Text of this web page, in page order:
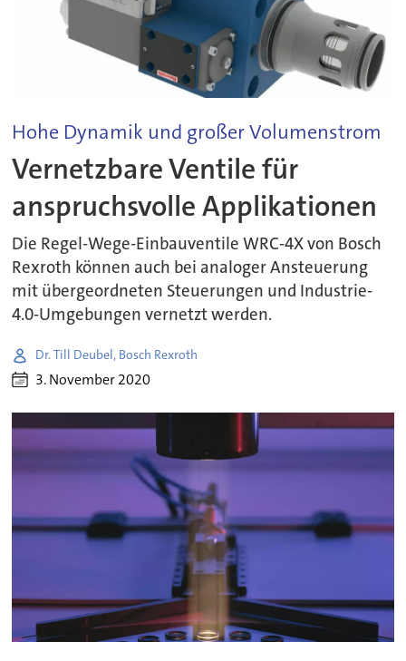
Hohe Dynamik und großer Volumenstrom
Vernetzbare Ventile für
anspruchsvolle Applikationen
Die Regel-Wege-Einbauventile WRC-4X von Bosch
Rexroth können auch bei analoger Ansteuerung
mit übergeordneten Steuerungen und Industrie-
4.0-Umgebungen vernetzt werden.
Dr. Till Deubel, Bosch Rexroth
3. November 2020